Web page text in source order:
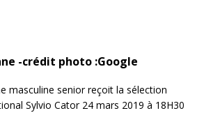
-crédit photo :Google
masculine senior reçoit la sélection
Sylvio Cator 24 mars 2019 à 18H30